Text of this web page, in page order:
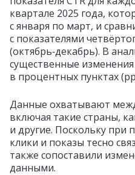
квартале 2025 года,
с января по март, и
с показателями
(октябрь‑декабрь). В
существенные
в процентных пунктах
Данные охватывают
включая такие страны,
и другие. Поскольку при
клики и показы тесно
также сопоставили
данными.